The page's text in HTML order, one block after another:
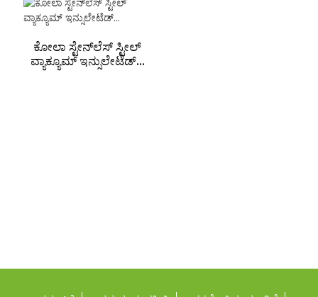
ಕೋಲಾ ಸ್ಟೇನ್‌ಲೆಸ್ ಸ್ಟೀಲ್
ವ್ಯಾಕ್ಯೂಮ್ ಇನ್ಸುಲೇಟೆಡ್...